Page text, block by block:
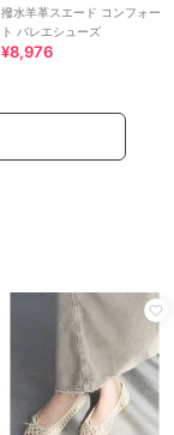
撥水羊革スエード コンフォー
ト バレエシューズ
¥8,976